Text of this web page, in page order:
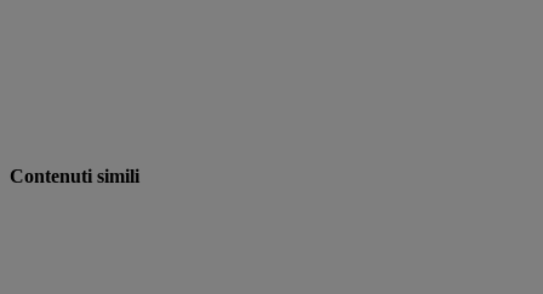
Contenuti simili